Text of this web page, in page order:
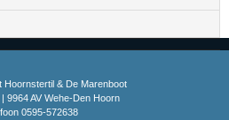
Hoornstertil & De Marenboot
9964 AV Wehe-Den Hoorn
0595-572638